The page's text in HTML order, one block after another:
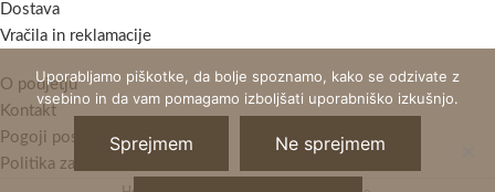
Dostava
Vračila in reklamacije
O podjetju
Kontakt
Pogoji poslovanja
Politika zasebnosti
Uporabljamo piškotke, da bolje spoznamo, kako se odzivate z
vsebino in da vam pomagamo izboljšati uporabniško izkušnjo.
Sprejmem Ne sprejmem